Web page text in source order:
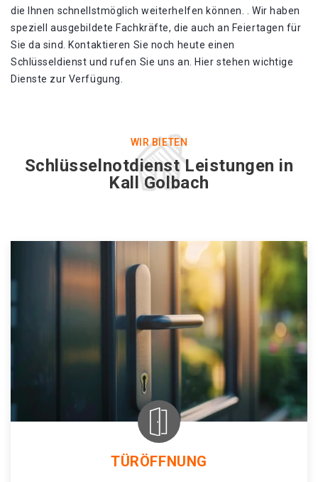
die Ihnen schnellstmöglich weiterhelfen können. . Wir haben
speziell ausgebildete Fachkräfte, die auch an Feiertagen für
Sie da sind. Kontaktieren Sie noch heute einen
Schlüsseldienst und rufen Sie uns an. Hier stehen wichtige
Dienste zur Verfügung.
WIR BIETEN
Schlüsselnotdienst Leistungen in
Kall Golbach
TÜRÖFFNUNG